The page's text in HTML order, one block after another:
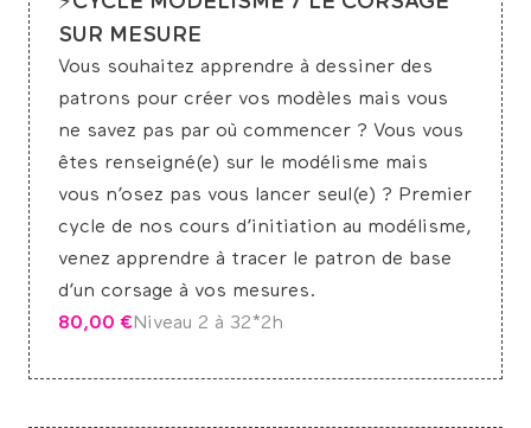
SUR MESURE
Vous souhaitez apprendre à dessiner des
patrons pour créer vos modèles mais vous
ne savez pas par où commencer ? Vous vous
êtes renseigné(e) sur le modélisme mais
vous n’osez pas vous lancer seul(e) ? Premier
cycle de nos cours d’initiation au modélisme,
venez apprendre à tracer le patron de base
d’un corsage à vos mesures.
80,00 €Niveau 2 à 32*2h